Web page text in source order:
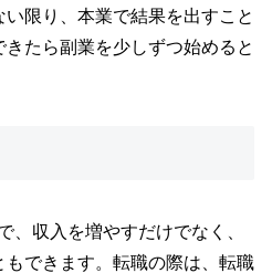
限り、本業で結果を出すこと
たら副業を少しずつ始めると
、収入を増やすだけでなく、
できます。転職の際は、転職